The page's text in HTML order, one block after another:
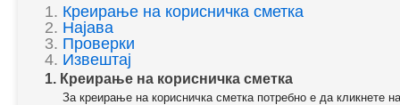
1. Креирање на корисничка сметка
2. Најава
3. Проверки
4. Извештај
1. Креирање на корисничка сметка
За креирање на корисничка сметка потребно е да кликнете